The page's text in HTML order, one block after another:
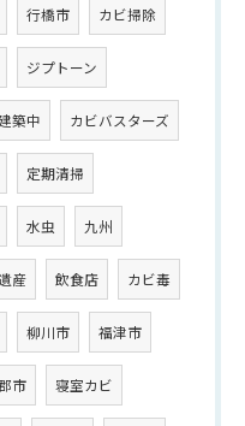
行橋市 カビ掃除
ジプトーン
築中 カビバスターズ
定期清掃
水虫 九州
産 飲食店 カビ毒
柳川市 福津市
市 寝室カビ